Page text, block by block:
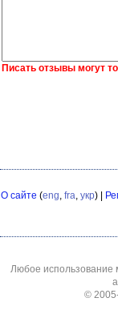
Писать отзывы могут
О сайте (eng fra укр) |
Любое использование
©